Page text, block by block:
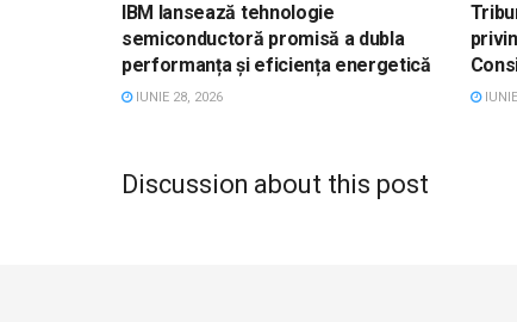
IBM lansează tehnologie
semiconductoră promisă a dubla
performanța și eficiența energetică
IUNIE 28, 2026
Discussion about this post